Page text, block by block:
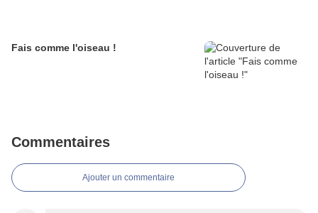
Fais comme l'oiseau !
Commentaires
Ajouter un commentaire